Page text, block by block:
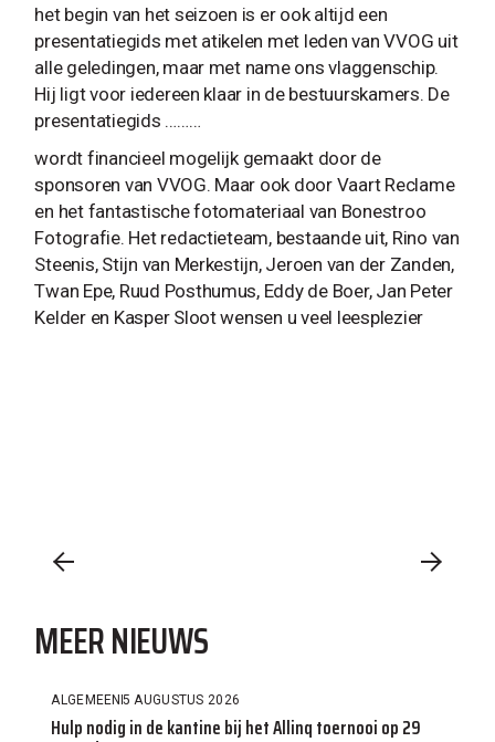
het begin van het seizoen is er ook altijd een
presentatiegids met atikelen met leden van VVOG uit
alle geledingen, maar met name ons vlaggenschip.
Hij ligt voor iedereen klaar in de bestuurskamers. De
presentatiegids ………
wordt financieel mogelijk gemaakt door de
sponsoren van VVOG. Maar ook door Vaart Reclame
en het fantastische fotomateriaal van Bonestroo
Fotografie. Het redactieteam, bestaande uit, Rino van
Steenis, Stijn van Merkestijn, Jeroen van der Zanden,
Twan Epe, Ruud Posthumus, Eddy de Boer, Jan Peter
Kelder en Kasper Sloot wensen u veel leesplezier
MEER NIEUWS
ALGEMEEN5 AUGUSTUS 2026
Hulp nodig in de kantine bij het Allinq toernooi op 29